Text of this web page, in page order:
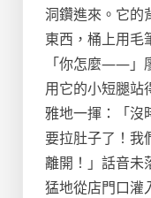
洞鑽進來。它的
東西，桶上用毛
「你怎麼——」
用它的小短腿站
雅地一揮：「沒
要拉肚子了！我
離開！」話音未
猛地從店門口灌